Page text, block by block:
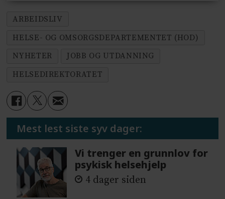
ARBEIDSLIV
HELSE- OG OMSORGSDEPARTEMENTET (HOD)
NYHETER
JOBB OG UTDANNING
HELSEDIREKTORATET
Mest lest siste syv dager:
Vi trenger en grunnlov for
psykisk helsehjelp
4 dager siden